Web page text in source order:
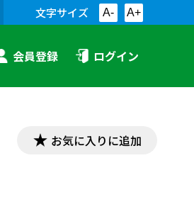
文字サイズ A- A+
会員登録 ログイン
お気に入りに追加